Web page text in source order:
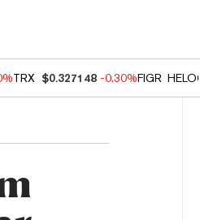
TRX $0.327148 -0.30%FIGR_HELOC